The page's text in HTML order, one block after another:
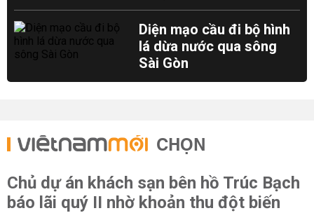
Diện mạo cầu đi bộ hình
lá dừa nước qua sông
Sài Gòn
CHỌN
Chủ dự án khách sạn bên hồ Trúc Bạch
báo lãi quý II nhờ khoản thu đột biến